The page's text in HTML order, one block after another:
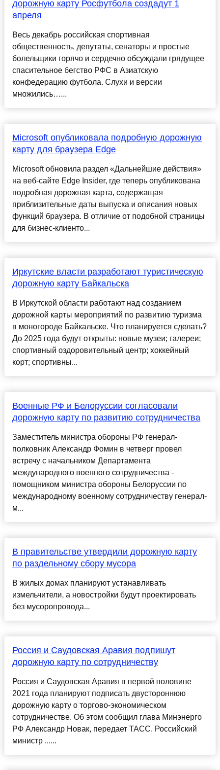
дорожную карту Росфутбола создадут 1
апреля
Весь декабрь российская спортивная
общественность, депутаты, сенаторы и простые
болельщики горячо и сердечно обсуждали грядущее
спасительное бегство РФС в Азиатскую
конфедерацию футбола. Слухи и версии
множились…...
Microsoft опубликовала подробную дорожную
карту для браузера Edge
Microsoft обновила раздел «Дальнейшие действия»
на веб-сайте Edge Insider, где теперь опубликована
подробная дорожная карта, содержащая
приблизительные даты выпуска и описания новых
функций браузера. В отличие от подобной страницы
для бизнес-клиенто...
Иркутские власти разработают туристическую
дорожную карту Байкальска
В Иркутской области работают над созданием
дорожной карты мероприятий по развитию туризма
в моногороде Байкальске. Что планируется сделать?
До 2025 года будут открыты: новые музеи; галереи;
спортивный оздоровительный центр; хоккейный
корт; спортивны...
Военные РФ и Белоруссии согласовали
дорожную карту по развитию сотрудничества
Заместитель министра обороны РФ генерал-
полковник Александр Фомин в четверг провел
встречу с начальником Департамента
международного военного сотрудничества -
помощником министра обороны Белоруссии по
международному военному сотрудничеству генерал-
м...
В правительстве утвердили дорожную карту
по раздельному сбору мусора
В жилых домах планируют устанавливать
измельчители, а новостройки будут проектировать
без мусоропровода...
Россия и Саудовская Аравия подпишут
дорожную карту по сотрудничеству
Россия и Саудовская Аравия в первой половине
2021 года планируют подписать двустороннюю
дорожную карту о торгово-экономическом
сотрудничестве. Об этом сообщил глава Минэнерго
РФ Александр Новак, передает ТАСС. Российский
министр ......